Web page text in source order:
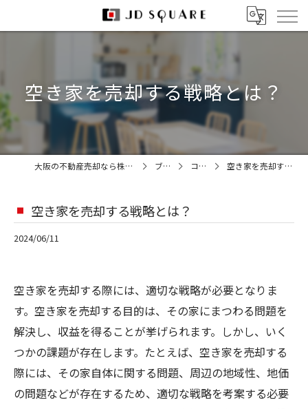
空き家を売却する戦略とは？
大阪の不動産売却なら株式会社JDスクエア ブログ コラム 空き家を売却する戦略とは？
空き家を売却する戦略とは？
2024/06/11
空き家を売却する際には、適切な戦略が必要となりま
す。空き家を売却する目的は、その家にまつわる問題を
解決し、収益を得ることが挙げられます。しかし、いく
つかの課題が存在します。たとえば、空き家を売却する
際には、その家自体に関する問題、周辺の地域性、地価
の問題などが存在するため、適切な戦略を考案する必要